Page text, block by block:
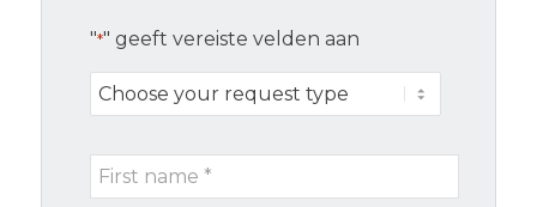
"*" geeft vereiste velden aan
Choose
your
type
First
name